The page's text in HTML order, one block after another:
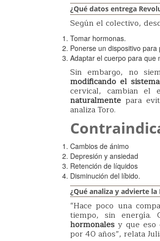
¿Qué datos entrega
Según el colectivo,
Tomar hormonas.
Ponerse un dispositivo para
Adaptar el cuerpo para que
Sin embargo, no
modificando el
cervical, cambian el
naturalmente para
analiza Toro.
Cambios de ánimo
Depresión y ansiedad
Retención de líquidos
Disminución del líbido.
¿Qué analiza y advierte la
“Hace poco una
tiempo, sin
hormonales y que eso
por 40 años”, relata